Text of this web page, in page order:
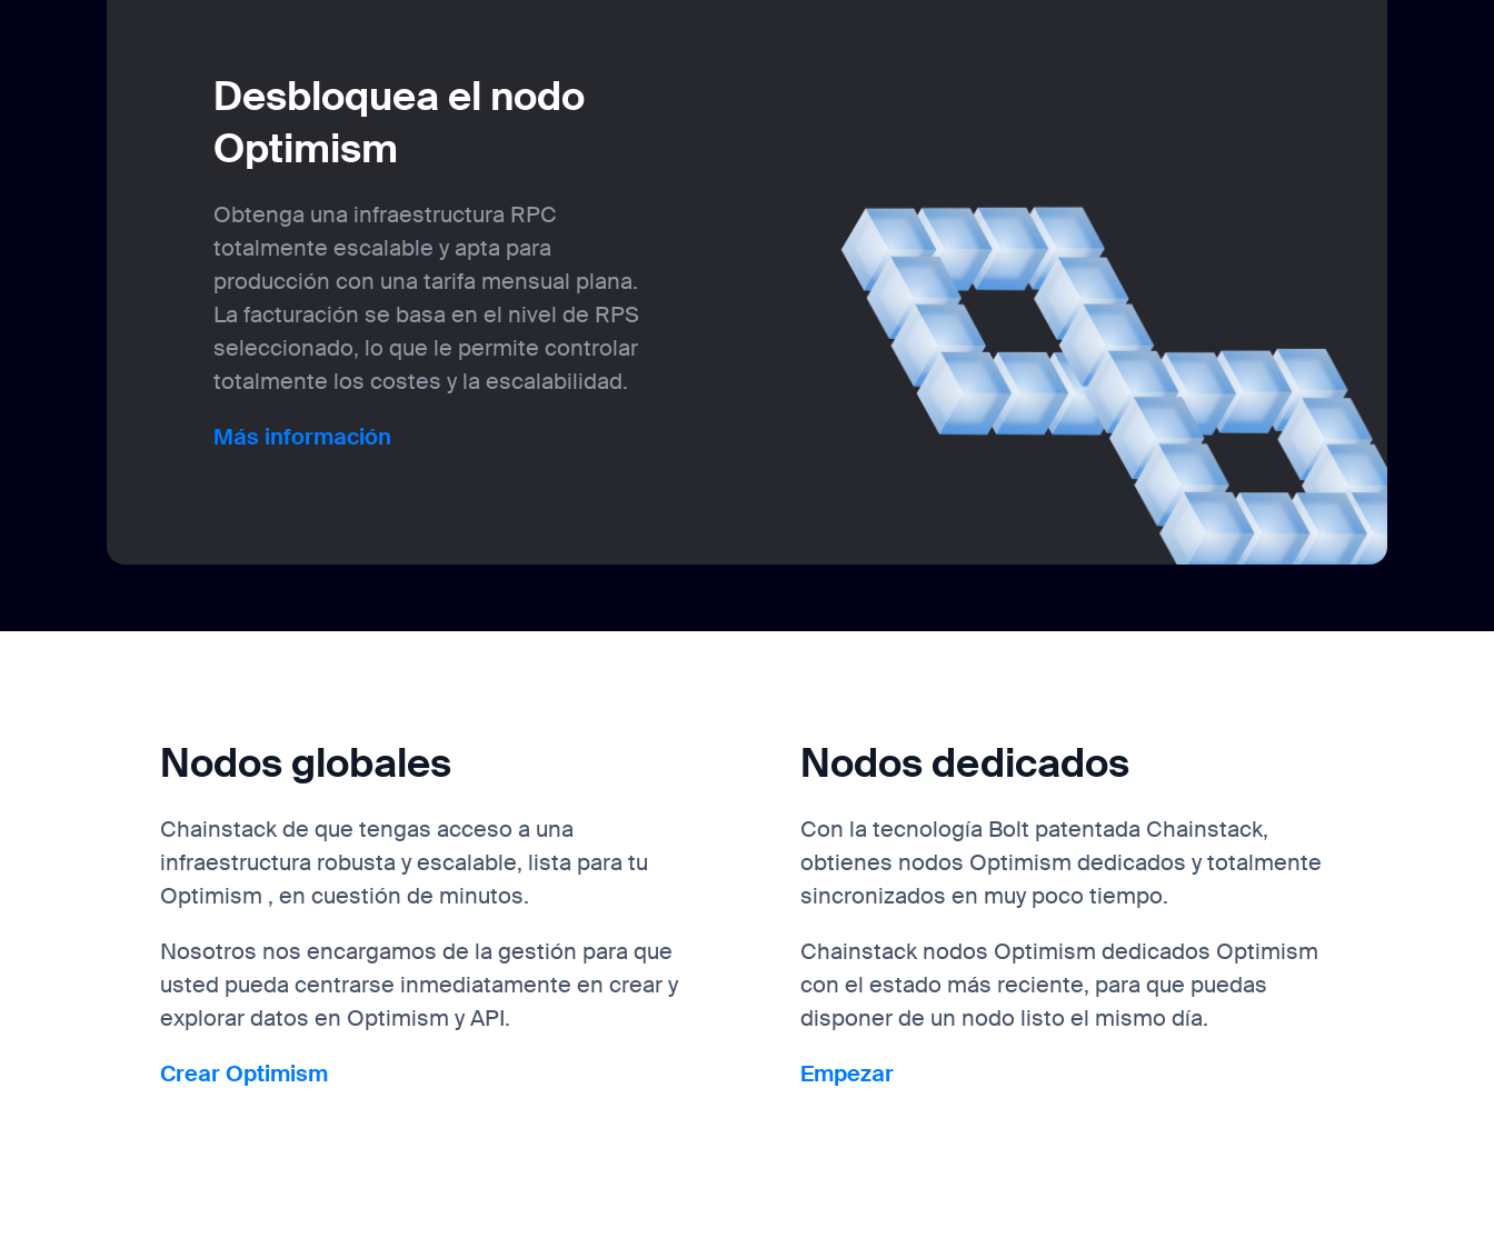
Desbloquea el nodo
Optimism
Obtenga una infraestructura RPC
totalmente escalable y apta para
producción con una tarifa mensual plana.
La facturación se basa en el nivel de RPS
seleccionado, lo que le permite controlar
totalmente los costes y la escalabilidad.
Más información
Nodos globales
Chainstack de que tengas acceso a una
infraestructura robusta y escalable, lista para tu
Optimism , en cuestión de minutos.
Nosotros nos encargamos de la gestión para que
usted pueda centrarse inmediatamente en crear y
explorar datos en Optimism y API.
Crear Optimism
Nodos dedicados
Con la tecnología Bolt patentada Chainstack,
obtienes nodos Optimism dedicados y totalmente
sincronizados en muy poco tiempo.
Chainstack nodos Optimism dedicados Optimism
con el estado más reciente, para que puedas
disponer de un nodo listo el mismo día.
Empezar